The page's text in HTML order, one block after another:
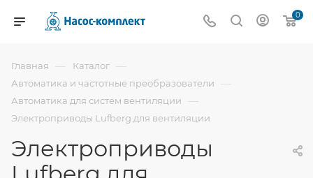
0
Главная — Каталог —
Автоматика и частотные преобразователи —
Автоматика для систем вентиляции —
Электроприводы Lufberg для вентиляции
Электроприводы